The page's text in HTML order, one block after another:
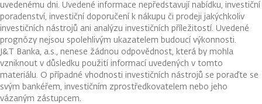
uvedenému dni. Uvedené informace nepředstavují nabídku, investiční
poradenství, investiční doporučení k nákupu či prodeji jakýchkoliv
investičních nástrojů ani analýzu investičních příležitostí. Uvedené
prognózy nejsou spolehlivým ukazatelem budoucí výkonnosti.
J&T Banka, a.s., nenese žádnou odpovědnost, která by mohla
vzniknout v důsledku použití informací uvedených v tomto
materiálu. O případné vhodnosti investičních nástrojů se poraďte se
svým bankéřem, investičním zprostředkovatelem nebo jeho
vázaným zástupcem.